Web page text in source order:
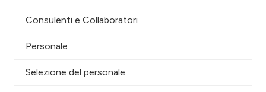
Consulenti e Collaboratori
Personale
Selezione del personale